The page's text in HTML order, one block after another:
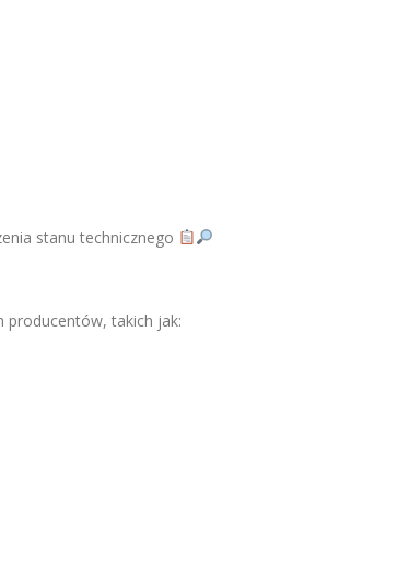
stanu technicznego
producentów, takich jak: